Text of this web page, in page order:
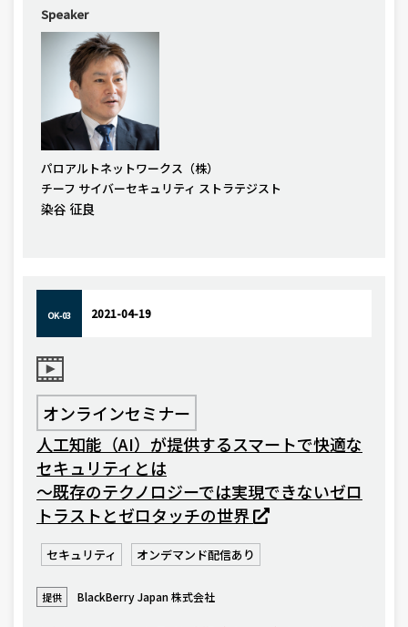
Speaker
パロアルトネットワークス（株）
チーフ サイバーセキュリティ ストラテジスト
染谷 征良
OK-03 2021-04-19
オンラインセミナー
人工知能（AI）が提供するスマートで快適な
セキュリティとは
〜既存のテクノロジーでは実現できないゼロ
トラストとゼロタッチの世界
セキュリティ オンデマンド配信あり
提供 BlackBerry Japan 株式会社